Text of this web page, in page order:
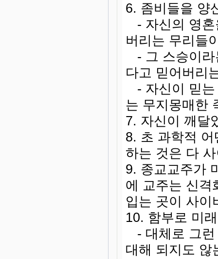
6. 좀비들을 양
- 자신의 영혼
버리는 무리들
- 그 스승이라
다고 믿어버리
- 자신이 믿는
는 무지몽매한
7. 자신이 깨달
8. 초 과학적
하는 것은 다
9. 종교교주가
에 교주는 신격
입는 곳이 사이
10. 함부로 미
- 대체로 그런
대해 되지도 않